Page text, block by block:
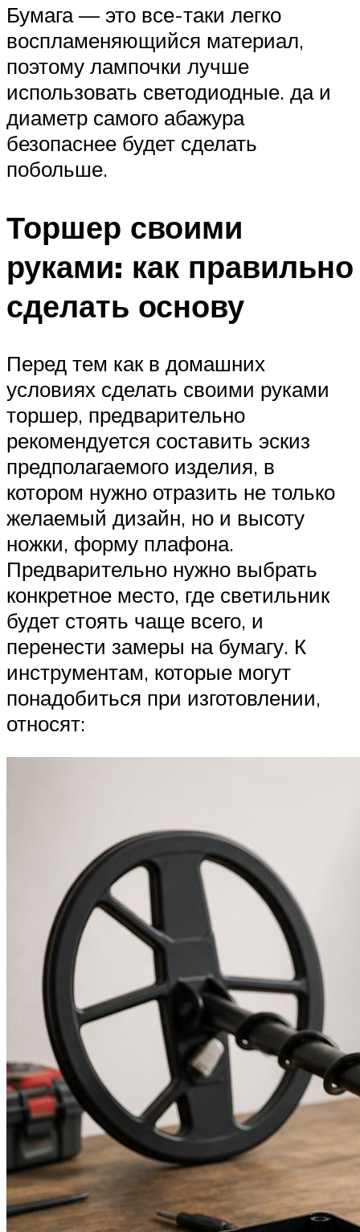
Бумага — это все-таки легко
воспламеняющийся материал,
поэтому лампочки лучше
использовать светодиодные. да и
диаметр самого абажура
безопаснее будет сделать
побольше.
Торшер своими
руками: как правильно
сделать основу
Перед тем как в домашних
условиях сделать своими руками
торшер, предварительно
рекомендуется составить эскиз
предполагаемого изделия, в
котором нужно отразить не только
желаемый дизайн, но и высоту
ножки, форму плафона.
Предварительно нужно выбрать
конкретное место, где светильник
будет стоять чаще всего, и
перенести замеры на бумагу. К
инструментам, которые могут
понадобиться при изготовлении,
относят: